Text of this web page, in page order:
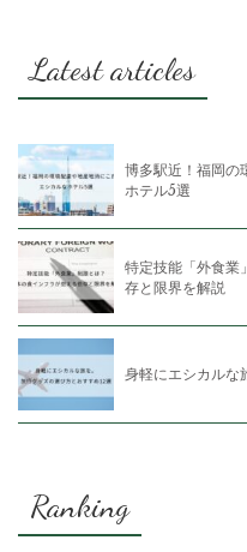
Latest articles
博多駅近！福岡の
ホテル5選
特定技能「外食業
存と限界を解説
身軽にエシカルな
Ranking